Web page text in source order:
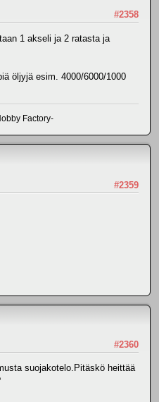
#2358
1 akseli ja 2 ratasta ja
öljyjä esim. 4000/6000/1000
Factory-
#2359
#2360
suojakotelo.Pitäskö heittää